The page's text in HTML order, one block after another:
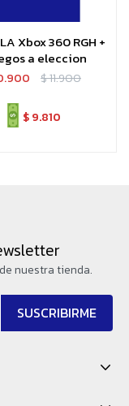
Xbox 360 RGH +
a eleccion
$11.900
$9.810
nuestra tienda.
SUSCRIBIRME